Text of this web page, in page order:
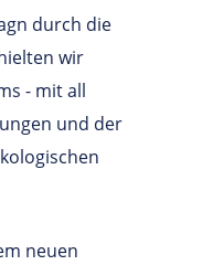
durch die
wir
- mit all
und der
neuen